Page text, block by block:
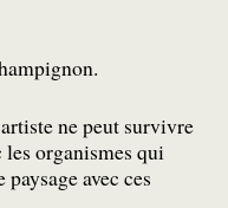
ne peut survivre
organismes qui
avec ces